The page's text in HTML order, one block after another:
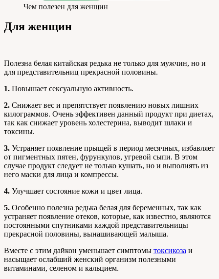
Чем полезен для женщин
Для женщин
Полезна белая китайская редька не только для мужчин, но и
для представительниц прекрасной половины.
1. Повышает сексуальную активность.
2. Снижает вес и препятствует появлению новых лишних
килограммов. Очень эффективен данный продукт при диетах,
так как снижает уровень холестерина, выводит шлаки и
токсины.
3. Устраняет появление прыщей в период месячных, избавляет
от пигментных пятен, фурункулов, угревой сыпи. В этом
случае продукт следует не только кушать, но и выполнять из
него маски для лица и компрессы.
4. Улучшает состояние кожи и цвет лица.
5. Особенно полезна редька белая для беременных, так как
устраняет появление отеков, которые, как известно, являются
постоянными спутниками каждой представительницы
прекрасной половины, вынашивающей малыша.
Вместе с этим дайкон уменьшает симптомы токсикоза и
насыщает ослабший женский организм полезными
витаминами, селеном и кальцием.